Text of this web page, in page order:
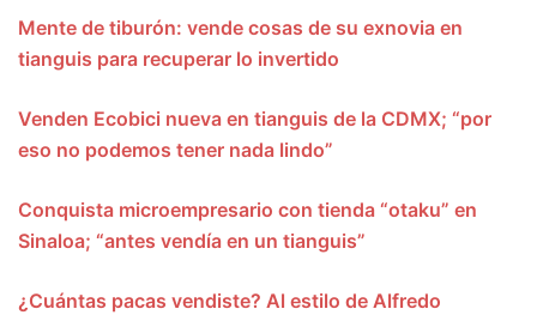
Mente de tiburón: vende cosas de su exnovia en
tianguis para recuperar lo invertido
Venden Ecobici nueva en tianguis de la CDMX; “por
eso no podemos tener nada lindo”
Conquista microempresario con tienda “otaku” en
Sinaloa; “antes vendía en un tianguis”
¿Cuántas pacas vendiste? Al estilo de Alfredo